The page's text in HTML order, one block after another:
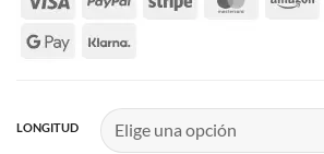
LONGITUD